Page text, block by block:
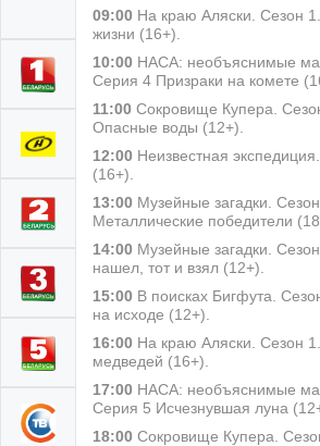
09:00 На краю Аляски. Сезон
жизни (16+).
10:00 НАСА: необъяснимые
Серия 4 Призраки на комете
11:00 Сокровище Купера.
Опасные воды (12+).
12:00 Неизвестная
(16+).
13:00 Музейные загадки.
Металлические победители
14:00 Музейные загадки.
нашел, тот и взял (12+).
15:00 В поисках Бигфута.
на исходе (12+).
16:00 На краю Аляски. Сезон
медведей (16+).
17:00 НАСА: необъяснимые
Серия 5 Исчезнувшая луна
18:00 Сокровище Купера.